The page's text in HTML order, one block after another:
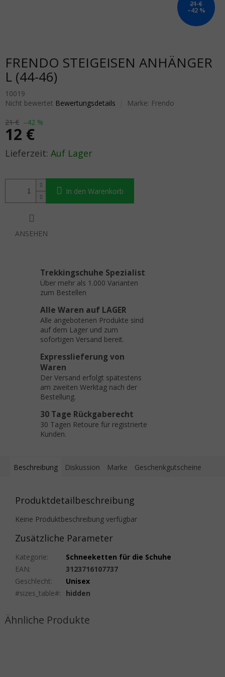
21 €
–42 %
FRENDO STEIGEISEN ANHÄNGER
L (44-46)
10019
Die durchschnittliche Produktbewertung ist 0,0 von 5 Sternen.
Nicht bewertet Bewertungsdetails Marke: Frendo
21 € –42 %
12 €
Verkaufspreis: Auf Lager
In den Warenkorb
ANSEHEN
Trekkingschuhe Spezialist
Über mehr als 1.000 Varianten
zum Bestellen
Alle Waren auf LAGER
Alle angebotenen Produkte sind
auf dem Lager und zum
sofortigen Versand bereit.
Expresslieferung von
Waren
Der Versand erfolgt spätestens
am zweiten Werktag nach der
Bestellung.
30 Tage Rückgaberecht
30 Tagen Retoure für registrierte
Kunden.
Beschreibung Diskussion Marke Geschenkgutscheine
Produktdetailbeschreibung
Keine Produktbeschreibung verfügbar
Zusätzliche Parameter
Kategorie:
Schneeketten für die Schuhe
EAN:
3123716107737
Geschlecht:
Unisex
#sizes_table#: hidden